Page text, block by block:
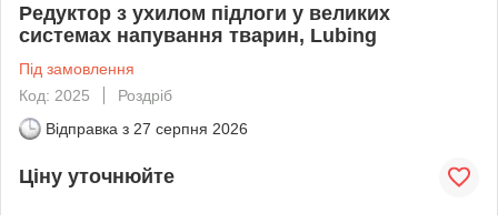
Редуктор з ухилом підлоги у великих
системах напування тварин, Lubing
Під замовлення
Код: 2025
Роздріб
Відправка з 27 серпня 2026
Ціну уточнюйте